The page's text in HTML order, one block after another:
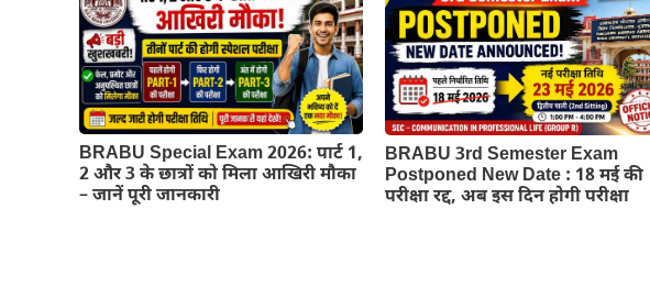
BRABU Special Exam 2026: पार्ट 1,
2 और 3 के छात्रों को मिला आखिरी मौका
– जानें पूरी जानकारी
BRABU 3rd Semester Exam
Postponed New Date : 18 मई की
परीक्षा रद्द, अब इस दिन होगी परीक्षा